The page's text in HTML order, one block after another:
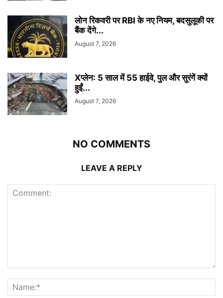
लोन रिकवरी पर RBI के नए नियम, बदसुलूकी पर
बैंक देंगे...
August 7, 2026
Xप्लेन: 5 साल में 55 हाईवे, पुल और सुरंगें क्यों
हुईं...
August 7, 2026
NO COMMENTS
LEAVE A REPLY